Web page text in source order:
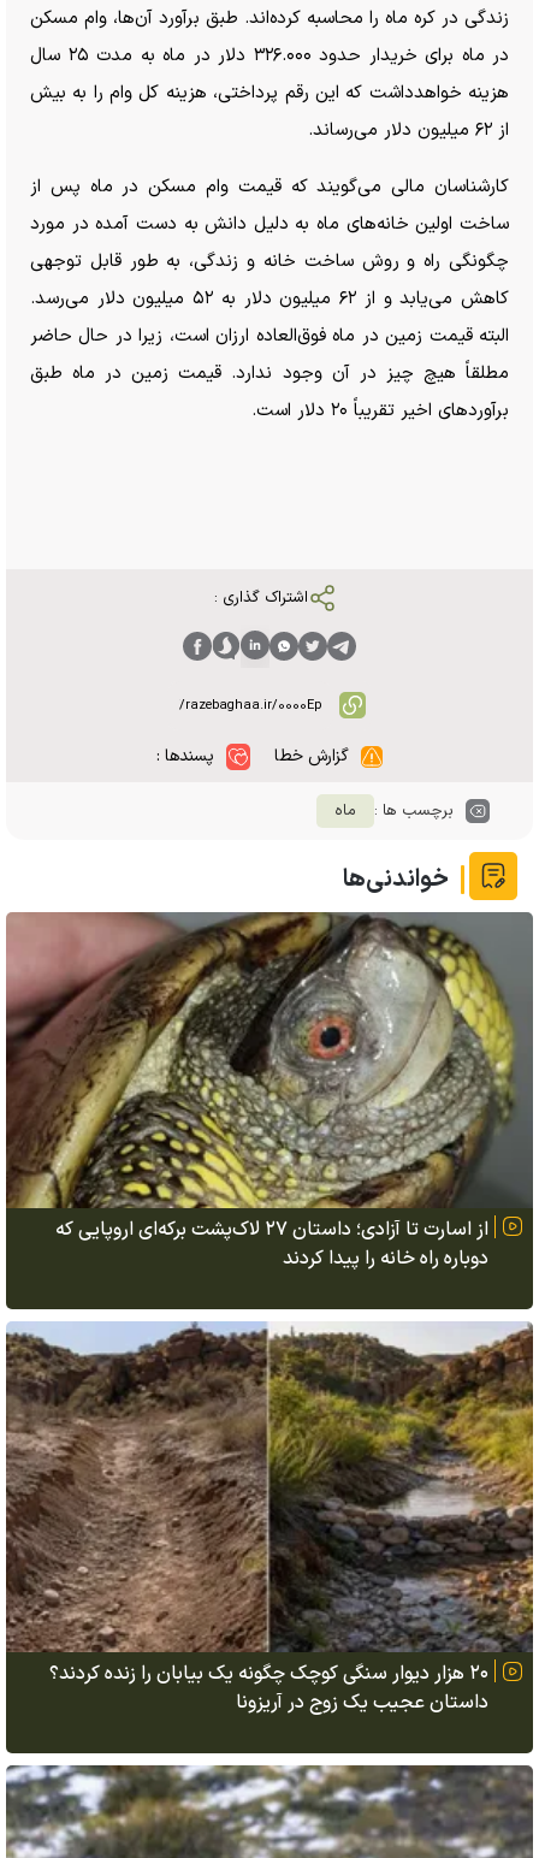
زندگی در کره ماه را محاسبه کرده‌اند. طبق برآورد آن‌ها، وام مسکن
در ماه برای خریدار حدود ۳۲۶.۰۰۰ دلار در ماه به مدت ۲۵ سال
هزینه خواهدداشت که این رقم پرداختی، هزینه کل وام را به بیش
از ۶۲ میلیون دلار می‌رساند.
کارشناسان مالی می‌گویند که قیمت وام مسکن در ماه پس از
ساخت اولین خانه‌های ماه به دلیل دانش به دست آمده در مورد
چگونگی راه و روش ساخت خانه و زندگی، به طور قابل توجهی
کاهش می‌یابد و از ۶۲ میلیون دلار به ۵۲ میلیون دلار می‌رسد.
البته قیمت زمین در ماه فوق‌العاده ارزان است، زیرا در حال حاضر
مطلقاً هیچ چیز در آن وجود ندارد. قیمت زمین در ماه طبق
برآورد‌های اخیر تقریباً ۲۰ دلار است.
اشتراک گذاری :
گزارش خطا پسندها :
برچسب ها : ماه
خواندنی‌ها
از اسارت تا آزادی؛ داستان ۲۷ لاک‌پشت برکه‌ای اروپایی که
دوباره راه خانه را پیدا کردند
۲۰ هزار دیوار سنگی کوچک چگونه یک بیابان را زنده کردند؟
داستان عجیب یک زوج در آریزونا